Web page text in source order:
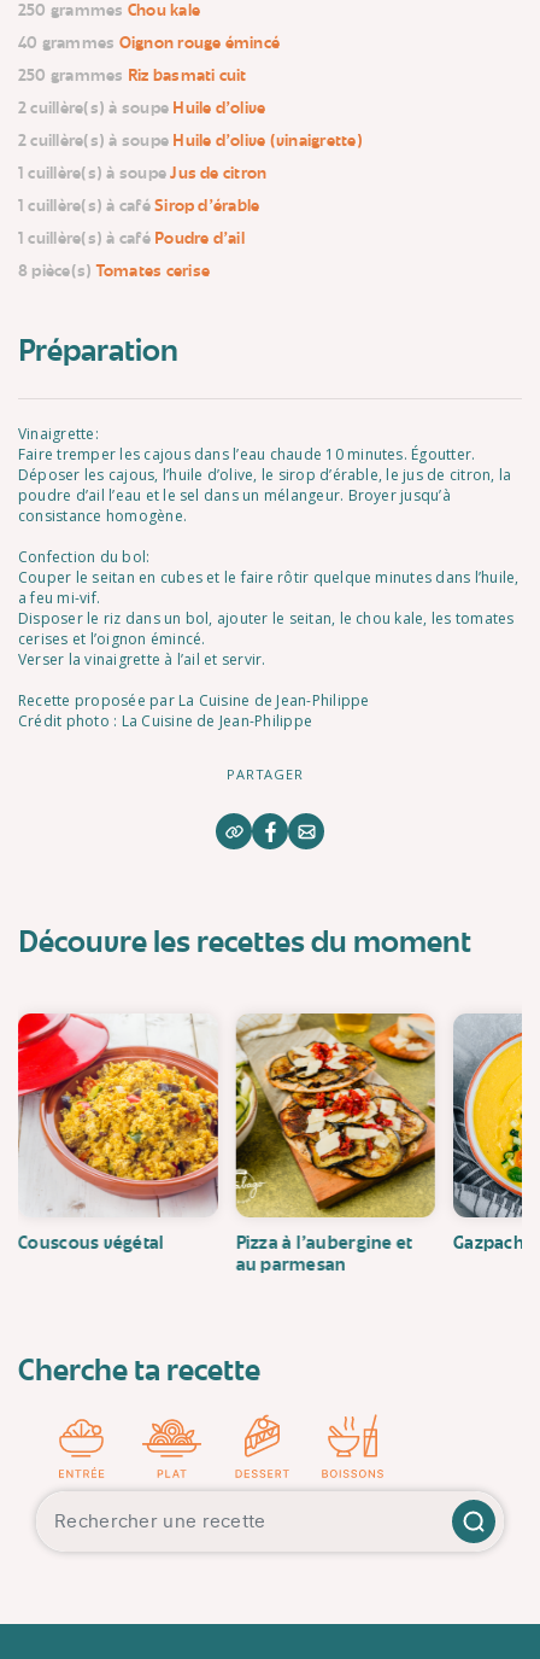
250 grammes Chou kale
40 grammes Oignon rouge émincé
250 grammes Riz basmati cuit
2 cuillère(s) à soupe Huile d'olive
2 cuillère(s) à soupe Huile d'olive (vinaigrette)
1 cuillère(s) à soupeJus de citron
1 cuillère(s) à caféSirop d'érable
1 cuillère(s) à café Poudre d'ail
8 pièce(s) Tomates cerise
Préparation
Vinaigrette:
Faire tremper les cajous dans l’eau chaude 10 minutes. Égoutter.
Déposer les cajous, l’huile d’olive, le sirop d’érable, le jus de citron, la
poudre d’ail l’eau et le sel dans un mélangeur. Broyer jusqu’à
consistance homogène.
Confection du bol:
Couper le seitan en cubes et le faire rôtir quelque minutes dans l’huile,
a feu mi-vif.
Disposer le riz dans un bol, ajouter le seitan, le chou kale, les tomates
cerises et l’oignon émincé.
Verser la vinaigrette à l’ail et servir.
Recette proposée par La Cuisine de Jean-Philippe
Crédit photo : La Cuisine de Jean-Philippe
PARTAGER
Découvre les recettes du moment
Couscous végétal
Pizza à l'aubergine et
au parmesan
Cherche ta recette